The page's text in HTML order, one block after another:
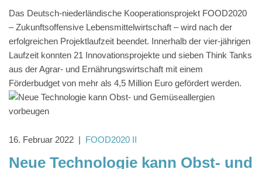
Das Deutsch-niederländische Kooperationsprojekt FOOD2020
– Zukunftsoffensive Lebensmittelwirtschaft – wird nach der
erfolgreichen Projektlaufzeit beendet. Innerhalb der vier-jährigen
Laufzeit konnten 21 Innovationsprojekte und sieben Think Tanks
aus der Agrar- und Ernährungswirtschaft mit einem
Förderbudget von mehr als 4,5 Million Euro gefördert werden.
16. Februar 2022 | FOOD2020 II
Neue Technologie kann Obst- und